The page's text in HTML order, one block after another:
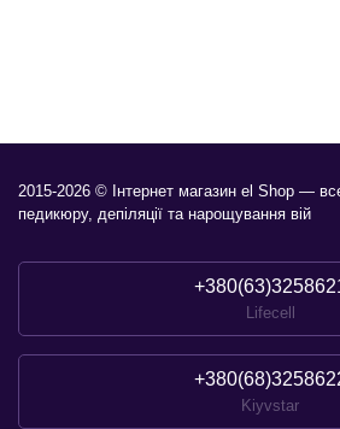
2015-2026 © Інтернет магазин el Shop —
педикюру, депіляції та нарощування вій
Lifecell
Kiyvstar